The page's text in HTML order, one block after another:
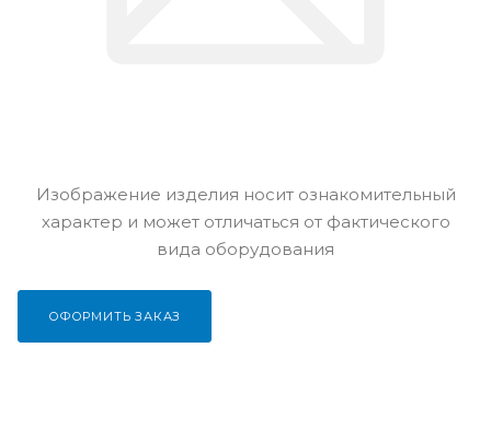
Изображение изделия носит ознакомительный
характер и может отличаться от фактического
вида оборудования
ОФОРМИТЬ ЗАКАЗ